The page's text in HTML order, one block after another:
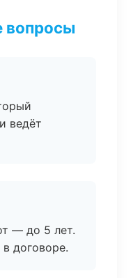
вопросы
ведёт
— до 5 лет.
договоре.